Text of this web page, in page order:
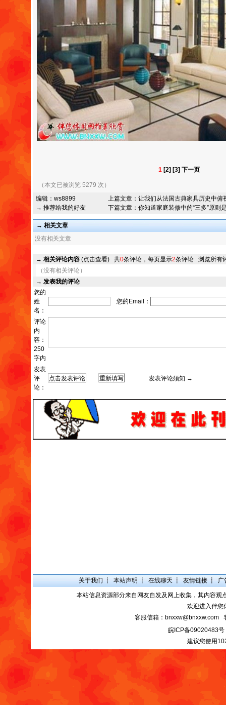
1 [2] [3] 下一页
（本文已被浏览 5279 次）
编辑： ws8899
→ 推荐给我的好友
上篇文章： 让我们从法国古典家具历史中俯
下篇文章： 你知道家庭装修中的“三多”原则
→ 相关文章
没有相关文章
→ 相关评论内容 (点击查看) 共0条评论，每页显示2条评论 浏览所有
（没有相关评论）
→ 发表我的评论
您的
姓
名：
您的Email：
评论
内
容：
250
字内
发表
评
论：
发表评论须知 →
关于我们 ┋ 本站声明 ┋ 在线聊天 ┋ 友情链接 ┋ 广
本站信息资源部分来自网友自发及网上收集，其内容
欢迎进入伴您
客服信箱：bnxxw@bnxxw.com
皖ICP备09020483号
建议您使用